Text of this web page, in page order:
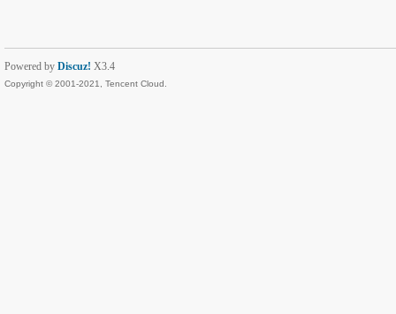
Powered by Discuz! X3.4
Copyright © 2001-2021, Tencent Cloud.